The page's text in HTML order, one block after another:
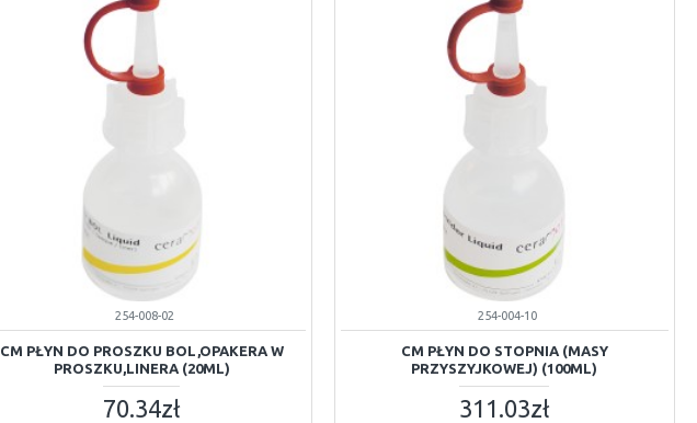
254-008-02
CM PŁYN DO PROSZKU BOL,OPAKERA W
PROSZKU,LINERA (20ML)
70.34zł
254-004-10
CM PŁYN DO STOPNIA (MASY
PRZYSZYJKOWEJ) (100ML)
311.03zł